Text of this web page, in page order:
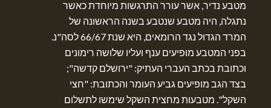
מטבע נדיר, אשר עורר התרגשות מיוחדת כאשר
נתגלה, היה מטבע שנטבע בשנה הראשונה של
המרד הגדול נגד הרומאים, היא שנת 66/67 לסה"נ.
בפני המטבע מופיעים ענף ועליו שלושה רימונים
וכתובת בכתב העברי העתיק: "ירושלם קדשה";
בצד הגב מופיעים גביע העומר והכתובת: "חצי
השקל". מטבעות מחצית השקל שימשו לתשלום